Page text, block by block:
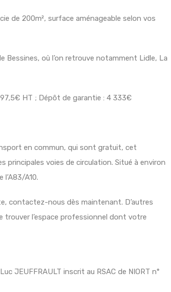
de 200m², surface aménageable selon vos
Bessines, où l’on retrouve notamment Lidle, La
HT ; Dépôt de garantie : 4 333€
en commun, qui sont gratuit, cet
principales voies de circulation. Situé à environ
A10.
contactez-nous dès maintenant. D’autres
l’espace professionnel dont votre
JEUFFRAULT inscrit au RSAC de NIORT n°